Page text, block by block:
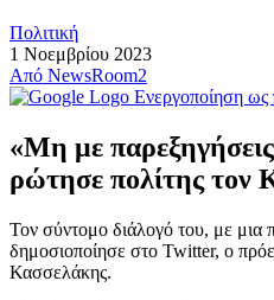
Πολιτική
1 Νοεμβρίου 2023
Από NewsRoom2
Ενεργοποίηση
«Μη με
ρώτησε πολίτης τον
Τον σύντομο διάλογό του, με μια
δημοσιοποίησε στο Twitter, ο
Κασσελάκης.